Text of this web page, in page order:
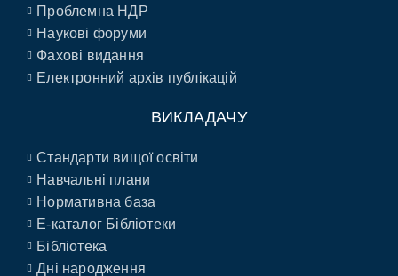
Проблемна НДР
Наукові форуми
Фахові видання
Електронний архів публікацій
ВИКЛАДАЧУ
Стандарти вищої освіти
Навчальні плани
Нормативна база
E-каталог Бібліотеки
Бібліотека
Дні народження